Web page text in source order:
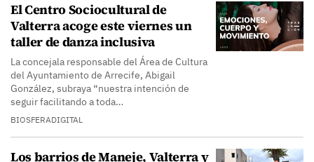
El Centro Sociocultural de
Valterra acoge este viernes un
taller de danza inclusiva
La concejala responsable del Área de Cultura
del Ayuntamiento de Arrecife, Abigail
González, subraya “nuestra intención de
seguir facilitando a toda…
BIOSFERADIGITAL
Los barrios de Maneje, Valterra y